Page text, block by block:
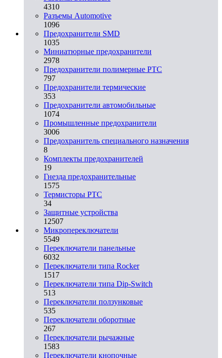
4310
Разъeмы Automotive
1096
Предохранители SMD
1035
Миниатюрные предохранители
2978
Предохранители полимерные PTC
797
Предохранители термические
353
Предохранители автомобильные
1074
Промышленные предохранители
3006
Предохранитель специального назначения
8
Комплекты предохранителей
19
Гнезда предохранительные
1575
Термисторы PTC
34
Защитные устройства
12507
Микропереключатели
5549
Переключатели панельные
6032
Переключатели типа Rocker
1517
Переключатели типа Dip-Switch
513
Переключатели ползунковые
535
Переключатели оборотные
267
Переключатели рычажные
1583
Переключатели кнопочные